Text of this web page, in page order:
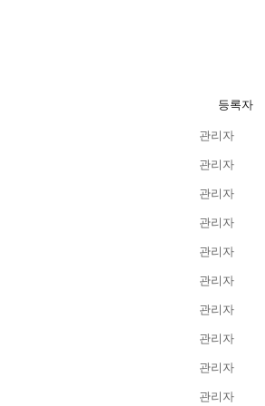
등록자
관리자
관리자
관리자
관리자
관리자
관리자
관리자
관리자
관리자
관리자